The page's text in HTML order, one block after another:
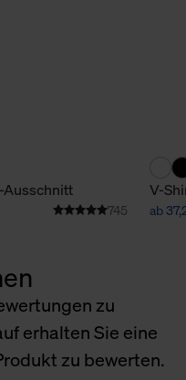
Ausschnitt
745
V-
ab
zu
erhalten Sie eine
zu bewerten.